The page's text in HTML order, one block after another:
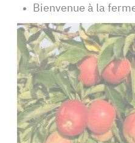
Bienvenue à la